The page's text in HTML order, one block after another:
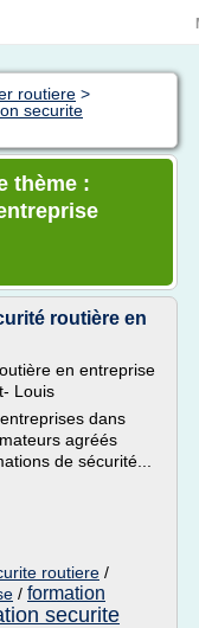
routiere >
securite
thème :
routière en
en entreprise
Louis
dans
agréés
de sécurité...
routiere /
/ formation
securite